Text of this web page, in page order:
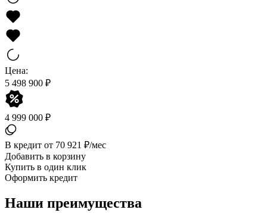
Цена:
5 498 900 ₽
4 999 000 ₽
В кредит от 70 921 ₽/мес
Добавить в корзину
Купить в один клик
Оформить кредит
Наши преимущества